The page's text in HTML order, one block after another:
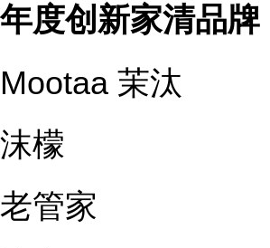
年度创新家清品牌
Mootaa 茉汰
沫檬
老管家